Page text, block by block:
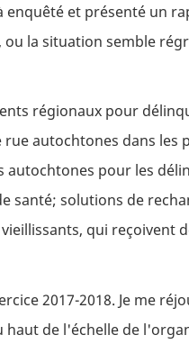
et présenté un
la situation semble
régionaux pour
autochtones dans
autochtones pour les
santé; solutions de
qui reçoivent
2017-2018. Je me
de l'échelle de